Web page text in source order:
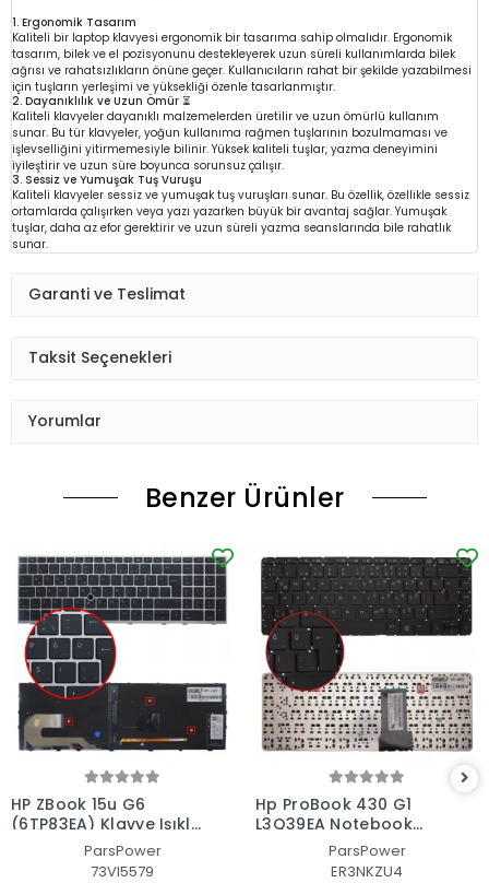
1. Ergonomik Tasarım
Kaliteli bir laptop klavyesi ergonomik bir tasarıma sahip olmalıdır. Ergonomik
tasarım, bilek ve el pozisyonunu destekleyerek uzun süreli kullanımlarda bilek
ağrısı ve rahatsızlıkların önüne geçer. Kullanıcıların rahat bir şekilde yazabilmesi
için tuşların yerleşimi ve yüksekliği özenle tasarlanmıştır.
2. Dayanıklılık ve Uzun Ömür ⏳
Kaliteli klavyeler dayanıklı malzemelerden üretilir ve uzun ömürlü kullanım
sunar. Bu tür klavyeler, yoğun kullanıma rağmen tuşlarının bozulmaması ve
işlevselliğini yitirmemesiyle bilinir. Yüksek kaliteli tuşlar, yazma deneyimini
iyileştirir ve uzun süre boyunca sorunsuz çalışır.
3. Sessiz ve Yumuşak Tuş Vuruşu
Kaliteli klavyeler sessiz ve yumuşak tuş vuruşları sunar. Bu özellik, özellikle sessiz
ortamlarda çalışırken veya yazı yazarken büyük bir avantaj sağlar. Yumuşak
tuşlar, daha az efor gerektirir ve uzun süreli yazma seanslarında bile rahatlık
sunar.
Garanti ve Teslimat
Taksit Seçenekleri
Yorumlar
Benzer Ürünler
HP ZBook 15u G6
(6TP83EA) Klavye Işıklı
(Siyah TR)ParsPower
73VI5579
Hp ProBook 430 G1
L3Q39EA Notebook
Klavye (Siyah TR)
ParsPower
ER3NKZU4